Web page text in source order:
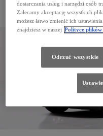
dostarczania usług i narzędzi osób
Zalecamy akceptację wszystkich
możesz łatwo zmienić ich
znajdziesz w naszej Polityce plików
Odrzuć wszystkie